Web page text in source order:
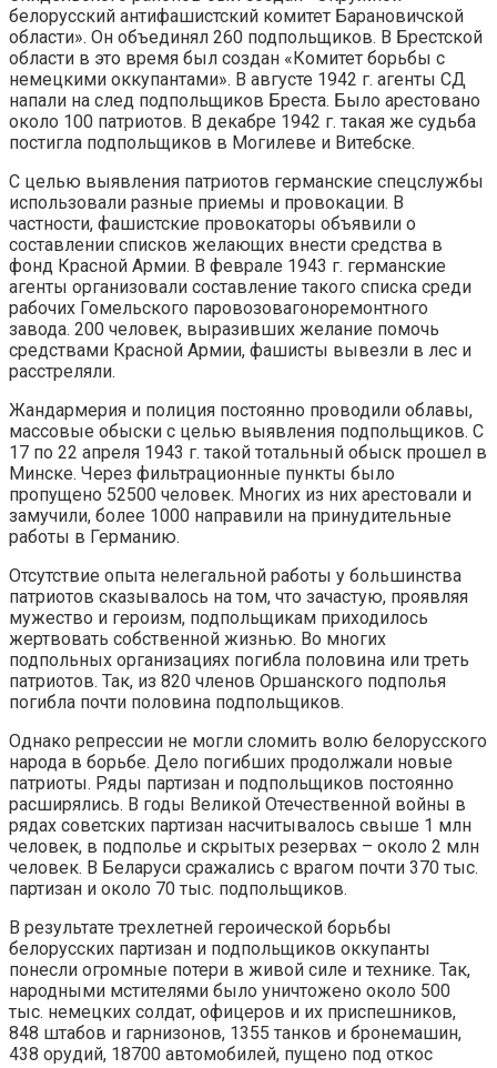
белорусский антифашистский комитет Барановичской
области». Он объединял 260 подпольщиков. В Брестской
области в это время был создан «Комитет борьбы с
немецкими оккупантами». В августе 1942 г. агенты СД
напали на след подпольщиков Бреста. Было арестовано
около 100 патриотов. В декабре 1942 г. такая же судьба
постигла подпольщиков в Могилеве и Витебске.
С целью выявления патриотов германские спецслужбы
использовали разные приемы и провокации. В
частности, фашистские провокаторы объявили о
составлении списков желающих внести средства в
фонд Красной Армии. В феврале 1943 г. германские
агенты организовали составление такого списка среди
рабочих Гомельского паровозовагоноремонтного
завода. 200 человек, выразивших желание помочь
средствами Красной Армии, фашисты вывезли в лес и
расстреляли.
Жандармерия и полиция постоянно проводили облавы,
массовые обыски с целью выявления подпольщиков. С
17 по 22 апреля 1943 г. такой тотальный обыск прошел в
Минске. Через фильтрационные пункты было
пропущено 52500 человек. Многих из них арестовали и
замучили, более 1000 направили на принудительные
работы в Германию.
Отсутствие опыта нелегальной работы у большинства
патриотов сказывалось на том, что зачастую, проявляя
мужество и героизм, подпольщикам приходилось
жертвовать собственной жизнью. Во многих
подпольных организациях погибла половина или треть
патриотов. Так, из 820 членов Оршанского подполья
погибла почти половина подпольщиков.
Однако репрессии не могли сломить волю белорусского
народа в борьбе. Дело погибших продолжали новые
патриоты. Ряды партизан и подпольщиков постоянно
расширялись. В годы Великой Отечественной войны в
рядах советских партизан насчитывалось свыше 1 млн
человек, в подполье и скрытых резервах – около 2 млн
человек. В Беларуси сражались с врагом почти 370 тыс.
партизан и около 70 тыс. подпольщиков.
В результате трехлетней героической борьбы
белорусских партизан и подпольщиков оккупанты
понесли огромные потери в живой силе и технике. Так,
народными мстителями было уничтожено около 500
тыс. немецких солдат, офицеров и их приспешников,
848 штабов и гарнизонов, 1355 танков и бронемашин,
438 орудий, 18700 автомобилей, пущено под откос